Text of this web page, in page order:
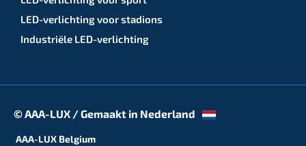
LED-verlichting voor stadions
Industriële LED-verlichting
© AAA-LUX / Gemaakt in Nederland
AAA-LUX Belgium